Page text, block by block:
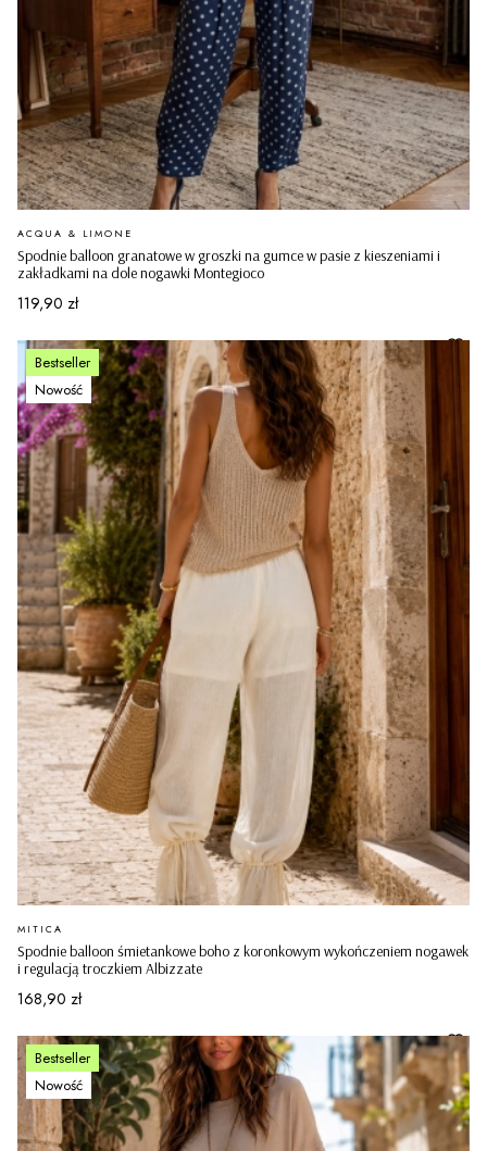
Spodnie balloon granatowe w groszki na gumce w pasie z kieszeniami i
zakładkami na dole nogawki Montegioco
PRODUCENT
ACQUA & LIMONE
Cena
119,90 zł
Bestseller
Nowość
Spodnie balloon śmietankowe boho z koronkowym wykończeniem nogawek
i regulacją troczkiem Albizzate
PRODUCENT
MITICA
Cena
168,90 zł
Bestseller
Nowość